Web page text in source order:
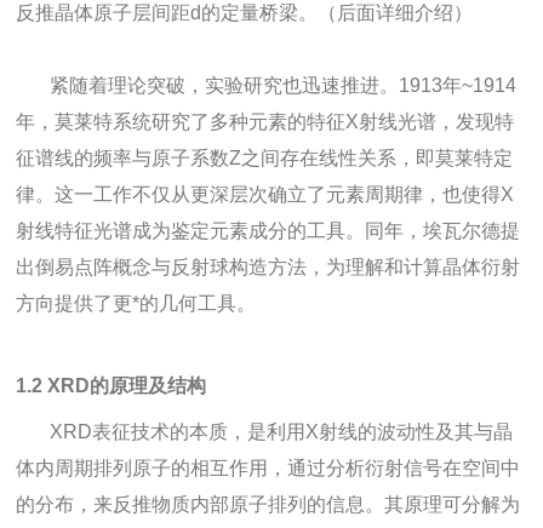
反推晶体原子层间距d的定量桥梁。（后面详细介绍）
紧随着理论突破，实验研究也迅速推进。1913年~1914
年，莫莱特系统研究了多种元素的特征X射线光谱，发现特
征谱线的频率与原子系数Z之间存在线性关系，即莫莱特定
律。这一工作不仅从更深层次确立了元素周期律，也使得X
射线特征光谱成为鉴定元素成分的工具。同年，埃瓦尔德提
出倒易点阵概念与反射球构造方法，为理解和计算晶体衍射
方向提供了更*的几何工具。
1.2 XRD的原理及结构
XRD表征技术的本质，是利用X射线的波动性及其与晶
体内周期排列原子的相互作用，通过分析衍射信号在空间中
的分布，来反推物质内部原子排列的信息。其原理可分解为